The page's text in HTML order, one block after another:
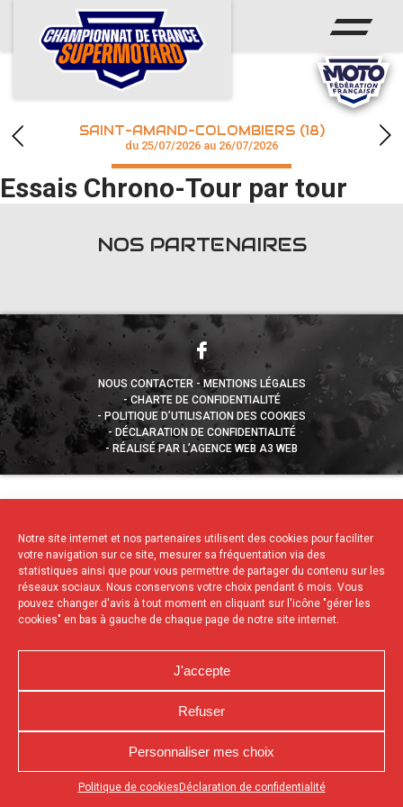
Notre site internet et nos partenaires utilisent des cookies pour faciliter
votre navigation sur ce site, mesurer sa fréquentation via des
statistiques ainsi que pour vous permettre de partager du contenu sur les
réseaux sociaux. Nous conservons votre choix pendant 6 mois. Vous
pouvez changer d'avis à tout moment en cliquant sur l'icône "gérer les
cookies" en bas à gauche de chaque page de notre site internet.
J'accepte
Refuser
Personnaliser mes choix
Politique de cookies Déclaration de confidentialité
Appuyez sur le bouton partager en bas de votre
ACCUEIL
ACTUS
CALENDRIER
CHAMPIONNAT
RÉSULTATS
SAINT-AMAND-COLOMBIERS (18)
du 25/07/2026 au 26/07/2026
Essais Chrono-Tour par tour
NOS PARTENAIRES
NOUS CONTACTER
MENTIONS LÉGALES
CHARTE DE CONFIDENTIALITÉ
POLITIQUE D’UTILISATION DES COOKIES
DÉCLARATION DE CONFIDENTIALITÉ
RÉALISÉ PAR L’AGENCE WEB A3 WEB